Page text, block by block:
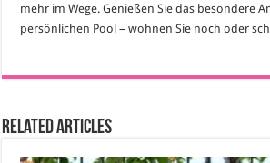
mehr im Wege. Genießen Sie das besondere
persönlichen Pool – wohnen Sie noch oder
Related Articles